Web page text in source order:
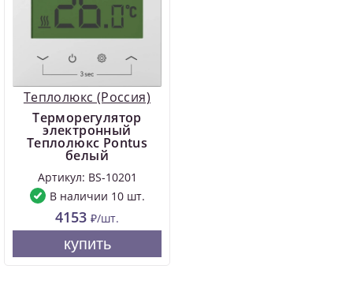
Теплолюкс (Россия)
Терморегулятор
электронный
Теплолюкс Pontus
белый
Артикул: BS-10201
В наличии 10 шт.
4153 ₽/шт.
купить